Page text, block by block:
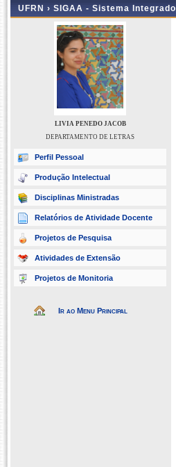
UFRN › SIGAA - Sistema
LIVIA PENEDO JACOB
DEPARTAMENTO DE LETRAS
Perfil Pessoal
Produção Intelectual
Disciplinas Ministradas
Relatórios de Atividade Docente
Projetos de Pesquisa
Atividades de Extensão
Projetos de Monitoria
Ir ao Menu Principal